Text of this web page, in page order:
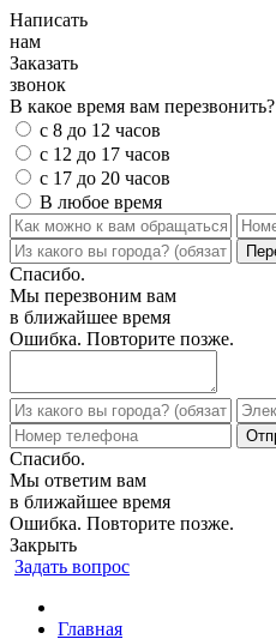
Написать
нам
Заказать
звонок
В какое время вам перезвонить?
с 8 до 12 часов
с 12 до 17 часов
с 17 до 20 часов
В любое время
Спасибо.
Мы перезвоним вам
в ближайшее время
Ошибка. Повторите позже.
Спасибо.
Мы ответим вам
в ближайшее время
Ошибка. Повторите позже.
Закрыть
Задать вопрос
Главная